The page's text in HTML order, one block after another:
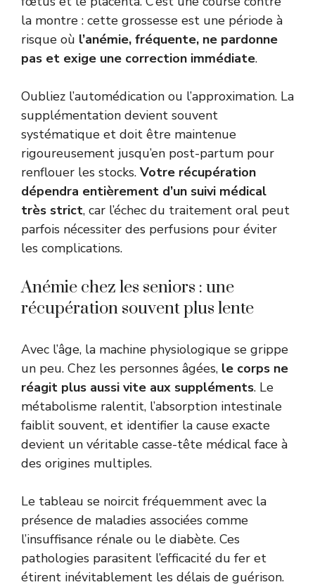
la montre : cette grossesse est une période à
risque où l’anémie, fréquente, ne pardonne
pas et exige une correction immédiate.
Oubliez l’automédication ou l’approximation. La
supplémentation devient souvent
systématique et doit être maintenue
rigoureusement jusqu’en post-partum pour
renflouer les stocks. Votre récupération
dépendra entièrement d’un suivi médical
très strict, car l’échec du traitement oral peut
parfois nécessiter des perfusions pour éviter
les complications.
Anémie chez les seniors : une
récupération souvent plus lente
Avec l’âge, la machine physiologique se grippe
un peu. Chez les personnes âgées, le corps ne
réagit plus aussi vite aux suppléments. Le
métabolisme ralentit, l’absorption intestinale
faiblit souvent, et identifier la cause exacte
devient un véritable casse-tête médical face à
des origines multiples.
Le tableau se noircit fréquemment avec la
présence de maladies associées comme
l’insuffisance rénale ou le diabète. Ces
pathologies parasitent l’efficacité du fer et
étirent inévitablement les délais de guérison.